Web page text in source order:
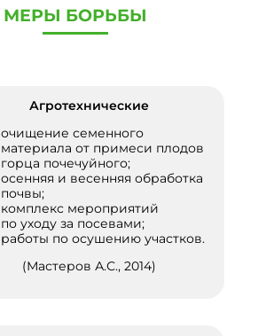
МЕРЫ БОРЬБЫ
Агротехнические
очищение семенного
материала от примеси плодов
горца почечуйного;
осенняя и весенняя обработка
почвы;
комплекс мероприятий
по уходу за посевами;
работы по осушению участков.
(Мастеров А.С., 2014)